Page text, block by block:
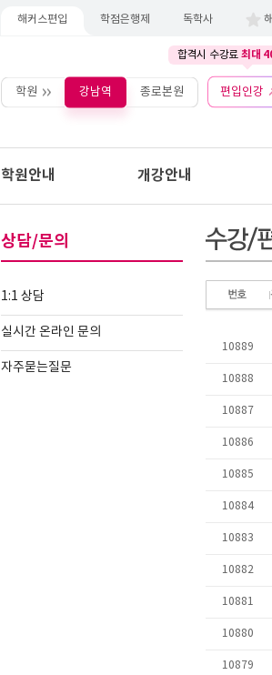
해커스편입 학점은행제 독학사
합격시 수강료 최대
학원 강남역 종로본원 편입인강
학원안내 개강안내
상담/문의
1:1 상담
실시간 온라인 문의
자주묻는질문